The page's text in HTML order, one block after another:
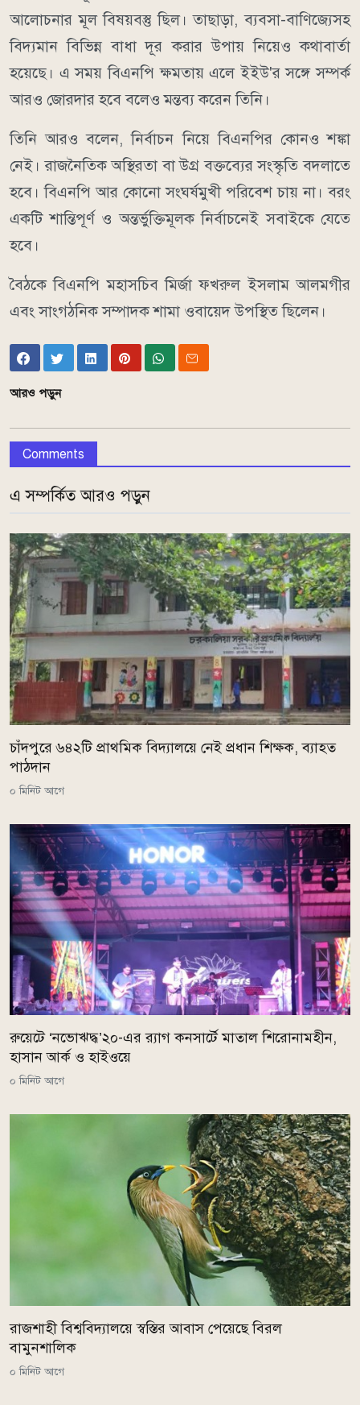
আলোচনার মূল বিষয়বস্তু ছিল। তাছাড়া, ব্যবসা-বাণিজ্যেসহ
বিদ্যমান বিভিন্ন বাধা দূর করার উপায় নিয়েও কথাবার্তা
হয়েছে। এ সময় বিএনপি ক্ষমতায় এলে ইইউ'র সঙ্গে সম্পর্ক
আরও জোরদার হবে বলেও মন্তব্য করেন তিনি।
তিনি আরও বলেন, নির্বাচন নিয়ে বিএনপির কোনও শঙ্কা
নেই। রাজনৈতিক অস্থিরতা বা উগ্র বক্তব্যের সংস্কৃতি বদলাতে
হবে। বিএনপি আর কোনো সংঘর্ষমুখী পরিবেশ চায় না। বরং
একটি শান্তিপূর্ণ ও অন্তর্ভুক্তিমূলক নির্বাচনেই সবাইকে যেতে
হবে।
বৈঠকে বিএনপি মহাসচিব মির্জা ফখরুল ইসলাম আলমগীর
এবং সাংগঠনিক সম্পাদক শামা ওবায়েদ উপস্থিত ছিলেন।
আরও পড়ুন
Comments
এ সম্পর্কিত আরও পড়ুন
চাঁদপুরে ৬৪২টি প্রাথমিক বিদ্যালয়ে নেই প্রধান শিক্ষক, ব্যাহত
পাঠদান
০ মিনিট আগে
রুয়েটে ‘নভোঋদ্ধ’২০-এর র‍্যাগ কনসার্টে মাতাল শিরোনামহীন,
হাসান আর্ক ও হাইওয়ে
০ মিনিট আগে
রাজশাহী বিশ্ববিদ্যালয়ে স্বস্তির আবাস পেয়েছে বিরল
বামুনশালিক
০ মিনিট আগে